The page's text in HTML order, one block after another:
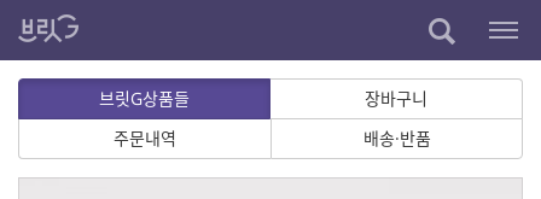
브릿G상품들
장바구니
주문내역
배송·반품